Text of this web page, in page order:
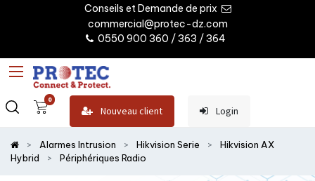
Conseils et Demande de prix
commercial@protec-dz.com
0550 900 360 / 363 / 364
0
Nouveau client Login
Alarmes Intrusion Hikvision Serie
Hikvision AX
Hybrid
Périphériques Radio